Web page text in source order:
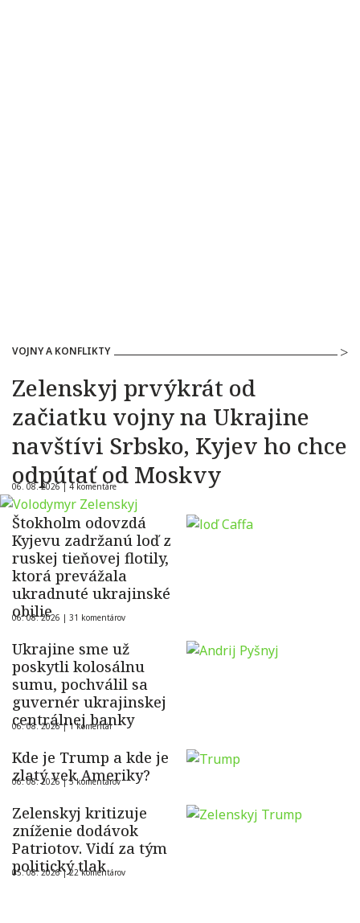
VOJNY A KONFLIKTY
Zelenskyj prvýkrát od
začiatku vojny na Ukrajine
navštívi Srbsko, Kyjev ho chce
odpútať od Moskvy
06. 08. 2026 | 4 komentáre
Štokholm odovzdá
Kyjevu zadržanú loď z
ruskej tieňovej flotily,
ktorá prevážala
ukradnuté ukrajinské
obilie
06. 08. 2026 | 31 komentárov
Ukrajine sme už
poskytli kolosálnu
sumu, pochválil sa
guvernér ukrajinskej
centrálnej banky
06. 08. 2026 |1 komentár
Kde je Trump a kde je
zlatý vek Ameriky?
06. 08. 2026 |5 komentárov
Zelenskyj kritizuje
zníženie dodávok
Patriotov. Vidí za tým
politický tlak
05. 08. 2026 |22 komentárov